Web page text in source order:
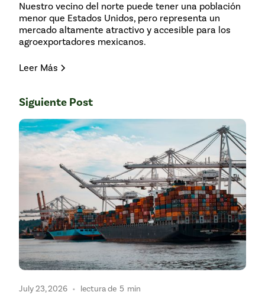
Nuestro vecino del norte puede tener una población
menor que Estados Unidos, pero representa un
mercado altamente atractivo y accesible para los
agroexportadores mexicanos.
Leer Más
Siguiente Post
July 23, 2026 • lectura de 5 min